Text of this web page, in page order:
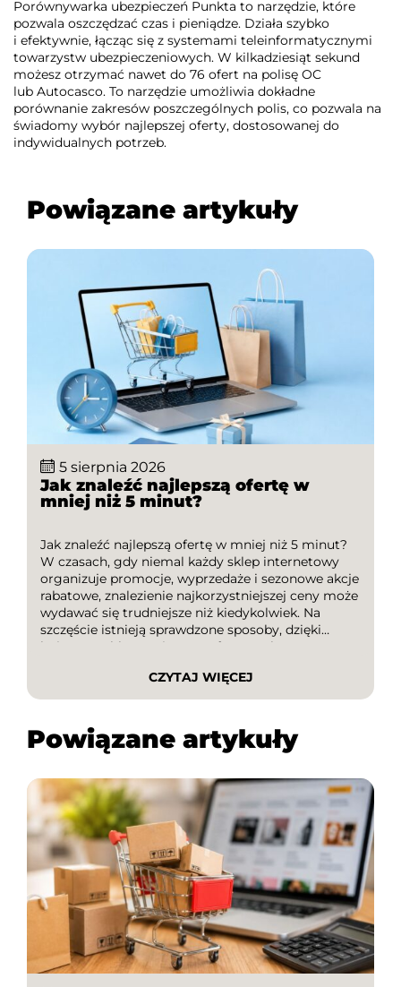
Porównywarka ubezpieczeń Punkta to narzędzie, które
pozwala oszczędzać czas i pieniądze. Działa szybko
i efektywnie, łącząc się z systemami teleinformatycznymi
towarzystw ubezpieczeniowych. W kilkadziesiąt sekund
możesz otrzymać nawet do 76 ofert na polisę OC
lub Autocasco. To narzędzie umożliwia dokładne
porównanie zakresów poszczególnych polis, co pozwala na
świadomy wybór najlepszej oferty, dostosowanej do
indywidualnych potrzeb.
Powiązane artykuły
5 sierpnia 2026
Jak znaleźć najlepszą ofertę w
mniej niż 5 minut?
Jak znaleźć najlepszą ofertę w mniej niż 5 minut?
W czasach, gdy niemal każdy sklep internetowy
organizuje promocje, wyprzedaże i sezonowe akcje
rabatowe, znalezienie najkorzystniejszej ceny może
wydawać się trudniejsze niż kiedykolwiek. Na
szczęście istnieją sprawdzone sposoby, dzięki
którym szybko porównasz oferty, wykorzystasz
artykule dowiesz się, jak w kilka minut […]
CZYTAJ WIĘCEJ
Powiązane artykuły